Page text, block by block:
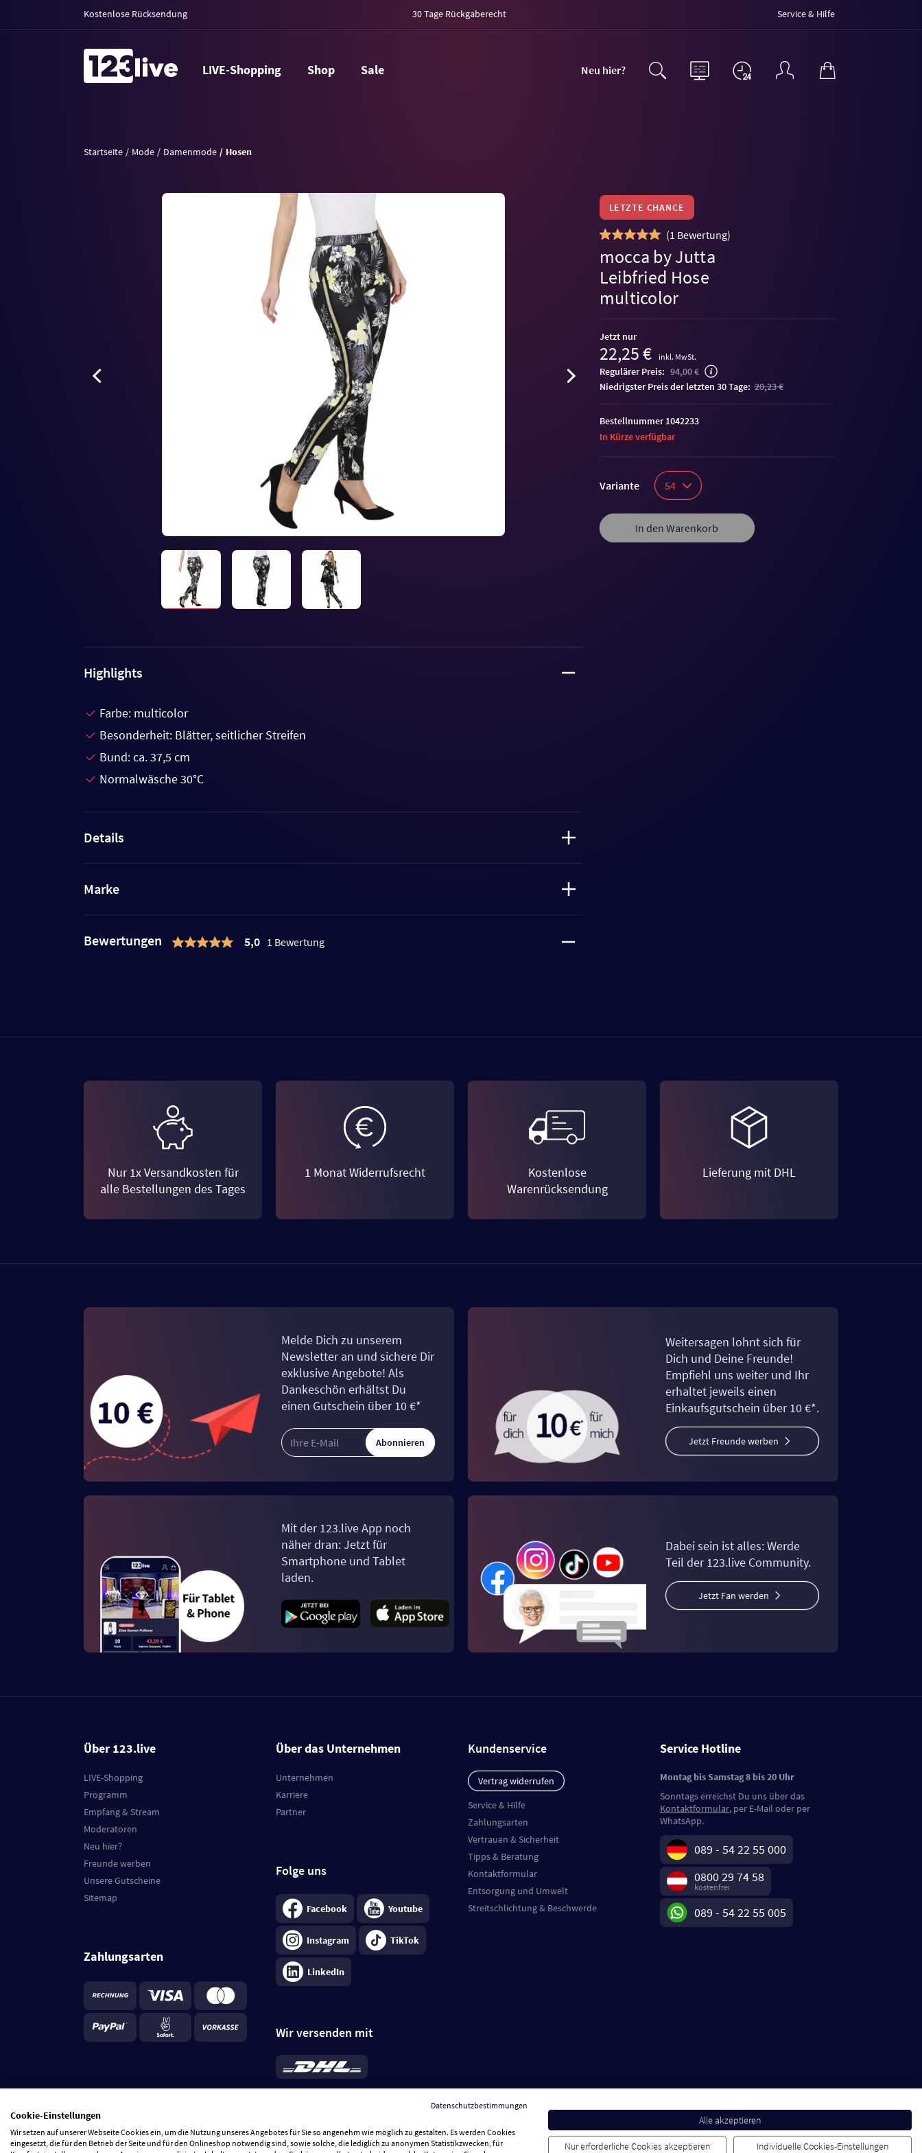
Kostenlose Rücksendung 30 Tage Rückgaberecht Service & Hilfe
LIVE-Shopping Shop Sale Neu hier?
Startseite Mode Damenmode Hosen
LETZTE CHANCE
(1 Bewertung)
mocca by Jutta
Leibfried Hose
multicolor
Jetzt nur
22,25 € inkl. MwSt.
Regulärer Preis: 94,00 €
niedrigster Preis der letzten 30 Tage: 20,23 €
Variante 54
In den Warenkorb
Bestellnummer 1042233
In Kürze verfügbar
Highlights
Farbe: multicolor
Besonderheit: Blätter, seitlicher Streifen
Bund: ca. 37,5 cm
Normalwäsche 30°C
Details
Marke
Bewertungen 5,0 1 Bewertung
Nur 1x Versandkosten für
alle Bestellungen des Tages
1 Monat Widerrufsrecht
Kostenlose
Warenrücksendung
Lieferung mit DHL
Melde Dich zu unserem
Newsletter an und sichere Dir
exklusive Angebote! Als
Dankeschön erhältst Du
einen Gutschein über 10 €*
Abonnieren
Weitersagen lohnt sich für
Dich und Deine Freunde!
Empfiehl uns weiter und Ihr
erhaltet jeweils einen
Einkaufsgutschein über 10 €*.
Jetzt Freunde werben
Mit der 123.live App noch
näher dran: Jetzt für
Smartphone und Tablet
laden.
Dabei sein ist alles: Werde
Teil der 123.live Community.
Jetzt Fan werden
Über 123.live
LIVE-Shopping
Programm
Empfang & Stream
Moderatoren
Neu hier?
Freunde werben
Unsere Gutscheine
Sitemap
Zahlungsarten
Über das Unternehmen
Unternehmen
Karriere
Partner
Folge uns
Facebook Youtube
Instagram TikTok
LinkedIn
Wir versenden mit
*Standard 6,95 €; bei Kühlware zzgl. 0,99 €
je Bestellung, insgesamt 7,94 €. Lieferzeit3-
Kundenservice
Vertrag widerrufen
Service & Hilfe
Zahlungsarten
Vertrauen & Sicherheit
Tipps & Beratung
Kontaktformular
Entsorgung und Umwelt
Streitschlichtung & Beschwerde
Service Hotline
Montag bis Samstag 8 bis 20 Uhr
Sonntags erreichst Du uns über das
Kontaktformular, per E-Mail oder per
WhatsApp.
089 - 54 22 55 000
0800 29 74 58
kostenfrei
089 - 54 22 55 005
Datenschutzbestimmungen
Cookie-Einstellungen
Wir setzen auf unserer Webseite Cookies ein, um die Nutzung unseres Angebotes für Sie so angenehm wie möglich zu gestalten. Es werden Cookies
eingesetzt, die für den Betrieb der Seite und für den Onlineshop notwendig sind, sowie solche, die lediglich zu anonymen Statistikzwecken, für
Alle akzeptieren
Nur erforderliche Cookies akzeptieren Individuelle Cookies-Einstellungen